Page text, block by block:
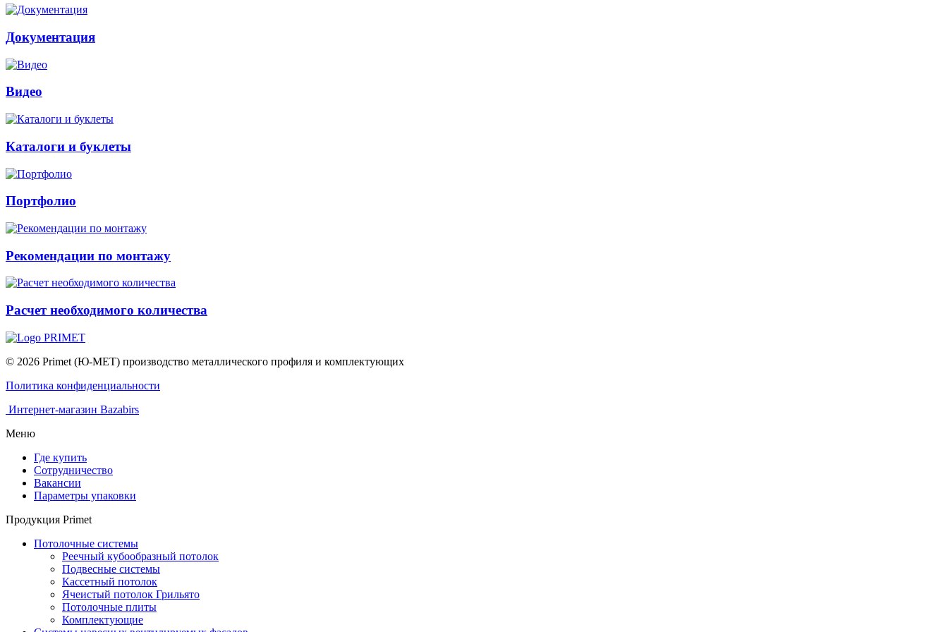
Документация
Видео
Каталоги и буклеты
Портфолио
Рекомендации по монтажу
Расчет необходимого количества
© 2026 Primet (Ю-МЕТ) производство металлического профиля и комплектующих
Политика конфиденциальности
Интернет-магазин Bazabirs
Меню
Где купить
Сотрудничество
Вакансии
Параметры упаковки
Продукция Primet
Потолочные системы
Реечный кубообразный потолок
Подвесные системы
Кассетный потолок
Ячеистый потолок Грильято
Потолочные плиты
Комплектующие